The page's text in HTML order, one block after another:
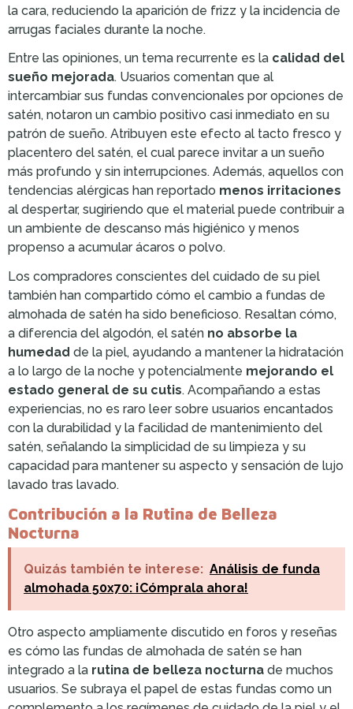
la cara, reduciendo la aparición de frizz y la incidencia de
arrugas faciales durante la noche.
Entre las opiniones, un tema recurrente es la calidad del
sueño mejorada. Usuarios comentan que al
intercambiar sus fundas convencionales por opciones de
satén, notaron un cambio positivo casi inmediato en su
patrón de sueño. Atribuyen este efecto al tacto fresco y
placentero del satén, el cual parece invitar a un sueño
más profundo y sin interrupciones. Además, aquellos con
tendencias alérgicas han reportado menos irritaciones
al despertar, sugiriendo que el material puede contribuir a
un ambiente de descanso más higiénico y menos
propenso a acumular ácaros o polvo.
Los compradores conscientes del cuidado de su piel
también han compartido cómo el cambio a fundas de
almohada de satén ha sido beneficioso. Resaltan cómo,
a diferencia del algodón, el satén no absorbe la
humedad de la piel, ayudando a mantener la hidratación
a lo largo de la noche y potencialmente mejorando el
estado general de su cutis. Acompañando a estas
experiencias, no es raro leer sobre usuarios encantados
con la durabilidad y la facilidad de mantenimiento del
satén, señalando la simplicidad de su limpieza y su
capacidad para mantener su aspecto y sensación de lujo
lavado tras lavado.
Contribución a la Rutina de Belleza
Nocturna
Quizás también te interese: Análisis de funda
almohada 50x70: ¡Cómprala ahora!
Otro aspecto ampliamente discutido en foros y reseñas
es cómo las fundas de almohada de satén se han
integrado a la rutina de belleza nocturna de muchos
usuarios. Se subraya el papel de estas fundas como un